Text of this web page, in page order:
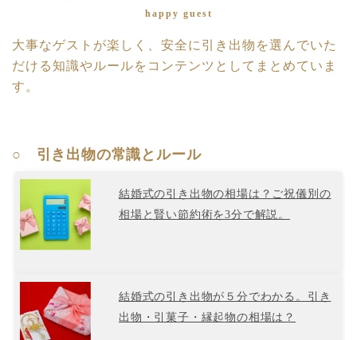
happy guest
大事なゲストが楽しく、安全に引き出物を選んでいた
だける知識やルールをコンテンツとしてまとめていま
す。
○ 引き出物の常識とルール
結婚式の引き出物の相場は？ご祝儀別の
相場と賢い節約術を3分で解説。
結婚式の引き出物が５分でわかる。引き
出物・引菓子・縁起物の相場は？